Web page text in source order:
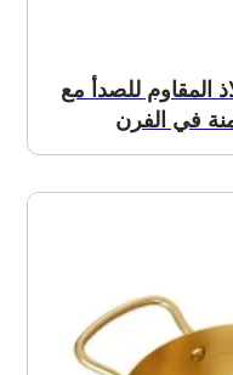
المقاوم للصدأ مع
في الفرن